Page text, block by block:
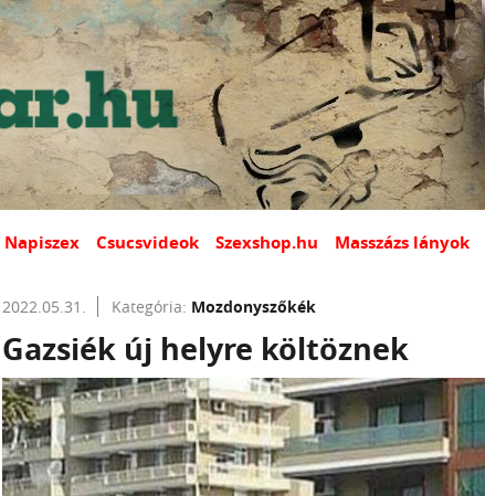
Napiszex Csucsvideok Szexshop.hu Masszázs lányok
2022.05.31. Kategória: Mozdonyszőkék
Gazsiék új helyre költöznek